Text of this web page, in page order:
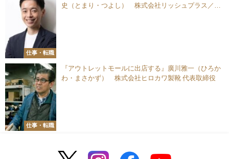
仕事・転職
史（とまり・つよし） 株式会社リッシュプラス／株
仕事・転職
『アウトレットモールに出店する』廣川雅一（ひろか
わ・まさかず） 株式会社ヒロカワ製靴 代表取締役